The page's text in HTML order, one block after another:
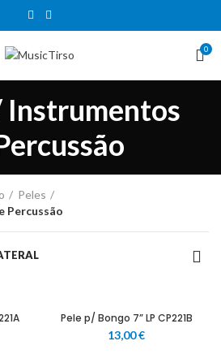
0
Instrumentos
Peles
Percussão
Pele p/ Bongo 7” LP CP221B
13,00€